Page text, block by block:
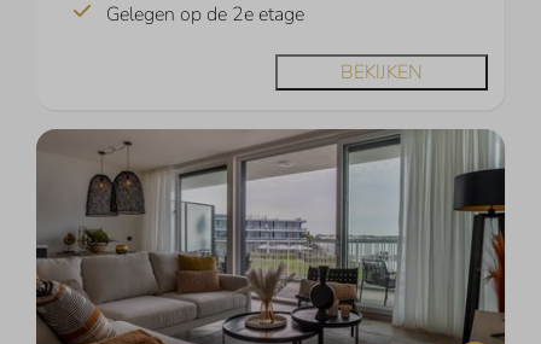
Gelegen op de 2e etage
BEKIJKEN